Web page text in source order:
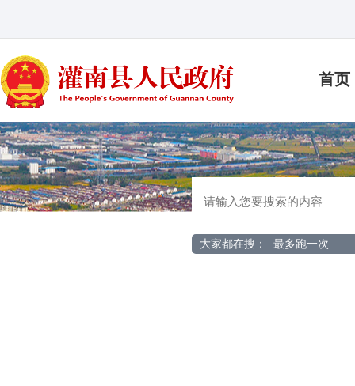
首页
大家都在搜： 最多跑一次